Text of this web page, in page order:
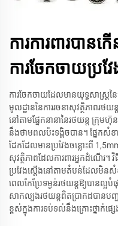
ការការពារបាន
ការចែកចាយប្រវ
ការចែកចាយដែលមានយុទ្ធសាស្ត្រនៃ
មូលដ្ឋាននៃការរចនាសុវត្ថិភាពរថយ
នៅតាមផ្នែកនានានៃរថយន្ត ក្រុ
នឹងថាមពលប៉ះទង្គិចបាន។ ផ្នែកសំខ
ដែកដែលមានប្រវែងចន្លោះពី
សុវត្ថិភាពដែលការពារអ្នកដំណើរ។
ប្រវែងស្តើងនៅតាមតំបន់ដែលមិន
ពេលកែប្រែទម្ងន់រថយន្តឱ្យបានល្អ
សាកល្បងរថយន្តពិតប្រាកដបានបញ្ជា
ខ្ពស់ក្នុងការទប់ទល់នឹងគ្រោះថ្នាក់ផ្សេ